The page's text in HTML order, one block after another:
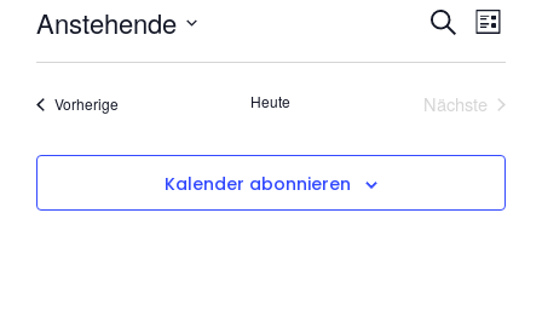
Events
Suche
und
SucheListe
Anstehende
Datum
Vorherige Heute
Nächste
Kalender abonnieren